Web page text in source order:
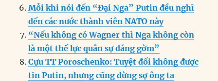
Mỗi khi nói đến “Đại Nga” Putin đều nghĩ
đến các nước thành viên NATO này
“Nếu không có Wagner thì Nga không còn
là một thế lực quân sự đáng gờm”
Cựu TT Poroschenko: Tuyệt đối không được
tin Putin, nhưng cũng đừng sợ ông ta